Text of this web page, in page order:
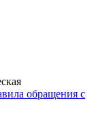
обращения с